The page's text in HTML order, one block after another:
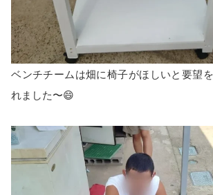
ベンチチームは畑に椅子がほしいと要望
れました〜😄